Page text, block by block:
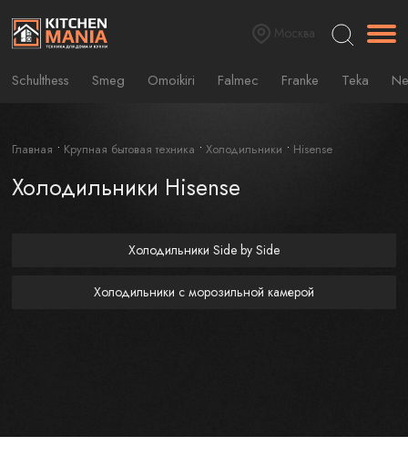
Москва
Schulthess Smeg Omoikiri Falmec Franke Teka
Главная Крупная бытовая техника Холодильники Hisense
Холодильники Hisense
Холодильники Side by Side
Холодильники с морозильной камерой